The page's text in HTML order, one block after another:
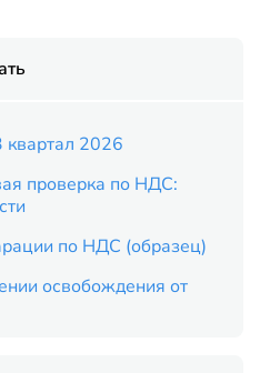
2026
проверка по НДС:
по НДС (образец)
освобождения от